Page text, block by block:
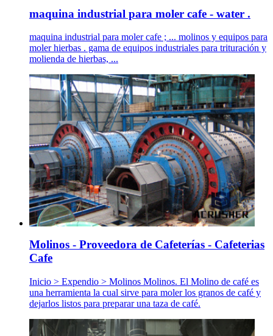
maquina industrial para moler cafe - water .
maquina industrial para moler cafe ; ... molinos y equipos para
moler hierbas . gama de equipos industriales para trituración y
molienda de hierbas, ...
Molinos - Proveedora de Cafeterías - Cafeterias
Cafe
Inicio > Expendio > Molinos Molinos. El Molino de café es
una herramienta la cual sirve para moler los granos de café y
dejarlos listos para preparar una taza de café.